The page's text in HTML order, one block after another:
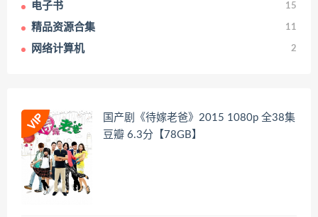
电子书 15
精品资源合集 11
网络计算机 2
国产剧《待嫁老爸》2015 1080p 全38集
豆瓣 6.3分【78GB】